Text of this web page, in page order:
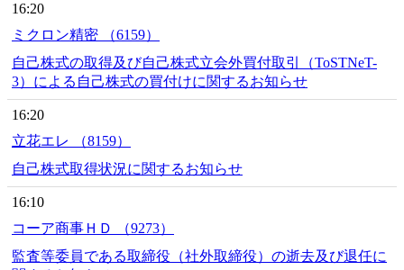
16:20
ミクロン精密 （6159）
自己株式の取得及び自己株式立会外買付取引（ToSTNeT-
3）による自己株式の買付けに関するお知らせ
16:20
立花エレ （8159）
自己株式取得状況に関するお知らせ
16:10
コーア商事ＨＤ （9273）
監査等委員である取締役（社外取締役）の逝去及び退任に